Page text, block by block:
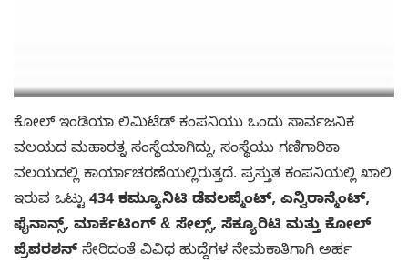
ಕೋಲ್ ಇಂಡಿಯಾ ಲಿಮಿಟೆಡ್ ಕಂಪನಿಯು ಒಂದು ಸಾರ್ವಜನಿಕ
ವಲಯದ ಮಹಾರತ್ನ ಸಂಸ್ಥೆಯಾಗಿದ್ದು, ಸಂಸ್ಥೆಯು ಗಣಿಗಾರಿಕಾ
ವಲಯದಲ್ಲಿ ಕಾರ್ಯಾಚರಣೆಯಲ್ಲಿರುತ್ತದೆ. ಪ್ರಸ್ತುತ ಕಂಪನಿಯಲ್ಲಿ ಖಾಲಿ
ಇರುವ ಒಟ್ಟು 434 ಕಮ್ಯೂನಿಟಿ ಡೆವಲಪ್ಮೆಂಟ್, ಎನ್ವಿರಾನ್ಮೆಂಟ್,
ಫೈನಾನ್ಸ್, ಮಾರ್ಕೆಟಿಂಗ್ & ಸೇಲ್ಸ್, ಸೆಕ್ಯೂರಿಟಿ ಮತ್ತು ಕೋಲ್
ಪ್ರೆಪರಶನ್ ಸೇರಿದಂತೆ ವಿವಿಧ ಹುದ್ದೆಗಳ ನೇಮಕಾತಿಗಾಗಿ ಅರ್ಹ